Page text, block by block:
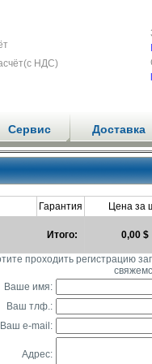
НДС)
Сервис Доставка
Гарантия Цена за
Итого: 0,00 $
проходить регистрацию
Ваше имя:
Ваш тлф.:
Ваш e-mail:
Адрес: